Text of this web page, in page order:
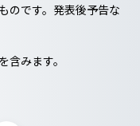
のです。発表後予告な
みます。